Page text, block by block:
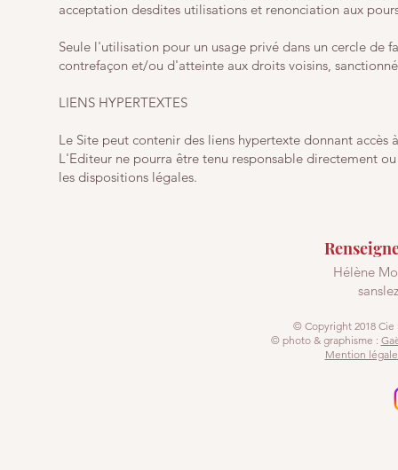
acceptation desdites utilisations et renonciation aux
Seule l'utilisation pour un usage privé dans un cercle
contrefaçon et/ou d'atteinte aux droits voisins,
LIENS HYPERTEXTES
Le Site peut contenir des liens hypertexte donnant
L'Editeur ne pourra être tenu responsable directement
les dispositions légales.
Hélène
© Copyright 2018 Cie
© photo & graphisme :
Mention